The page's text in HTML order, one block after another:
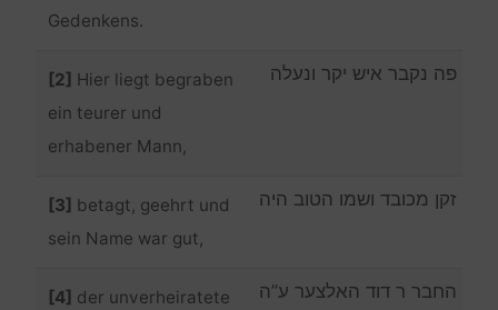
Gedenkens.
[2] Hier liegt begraben
ein teurer und
erhabener Mann,
פה נקבר איש יקר ונעלה
[3] betagt, geehrt und
sein Name war gut,
זקן מכובד ושמו הטוב היה
[4] der unverheiratete
החבר ר דוד האלצער ע”ה